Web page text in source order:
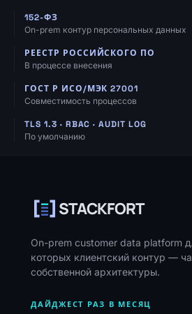
152-ФЗ
On-prem контур персональных данных
РЕЕСТР РОССИЙСКОГО ПО
В процессе внесения
ГОСТ Р ИСО/МЭК 27001
Совместимость процессов
TLS 1.3 · RBAC · AUDIT LOG
По умолчанию
STACKFORT
On-prem customer data platform
которых клиентский контур —
собственной архитектуры.
ДАЙДЖЕСТ РАЗ В МЕСЯЦ